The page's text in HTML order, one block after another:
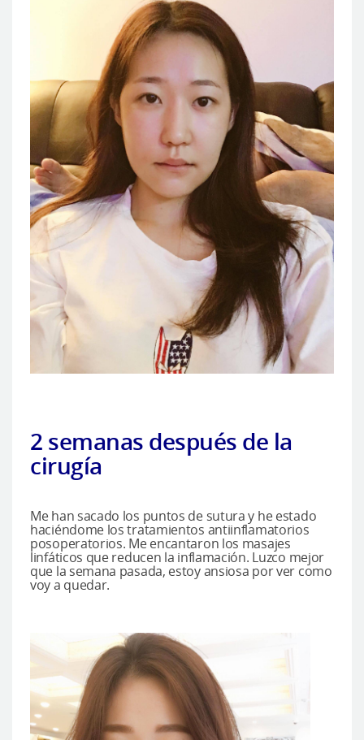
2 semanas después de la
cirugía
Me han sacado los puntos de sutura y he estado
haciéndome los tratamientos antiinflamatorios
posoperatorios. Me encantaron los masajes
linfáticos que reducen la inflamación. Luzco mejor
que la semana pasada, estoy ansiosa por ver como
voy a quedar.